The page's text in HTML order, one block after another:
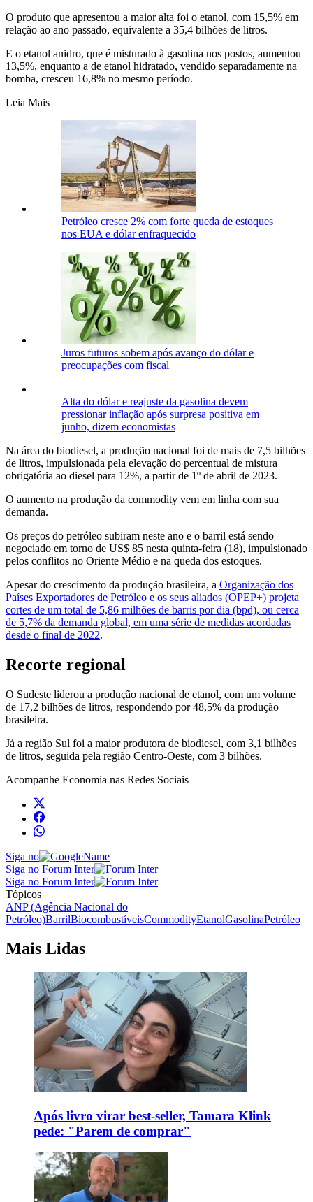
O produto que apresentou a maior alta foi o etanol, com 15,5% em
relação ao ano passado, equivalente a 35,4 bilhões de litros.
E o etanol anidro, que é misturado à gasolina nos postos, aumentou
13,5%, enquanto a de etanol hidratado, vendido separadamente na
bomba, cresceu 16,8% no mesmo período.
Leia Mais
Petróleo cresce 2% com forte queda de estoques
nos EUA e dólar enfraquecido
Juros futuros sobem após avanço do dólar e
preocupações com fiscal
Alta do dólar e reajuste da gasolina devem
pressionar inflação após surpresa positiva em
junho, dizem economistas
Na área do biodiesel, a produção nacional foi de mais de 7,5 bilhões
de litros, impulsionada pela elevação do percentual de mistura
obrigatória ao diesel para 12%, a partir de 1º de abril de 2023.
O aumento na produção da commodity vem em linha com sua
demanda.
Os preços do petróleo subiram neste ano e o barril está sendo
negociado em torno de US$ 85 nesta quinta-feira (18), impulsionado
pelos conflitos no Oriente Médio e na queda dos estoques.
Apesar do crescimento da produção brasileira, a Organização dos
Países Exportadores de Petróleo e os seus aliados (OPEP+) projeta
cortes de um total de 5,86 milhões de barris por dia (bpd), ou cerca
de 5,7% da demanda global, em uma série de medidas acordadas
desde o final de 2022.
Recorte regional
O Sudeste liderou a produção nacional de etanol, com um volume
de 17,2 bilhões de litros, respondendo por 48,5% da produção
brasileira.
Já a região Sul foi a maior produtora de biodiesel, com 3,1 bilhões
de litros, seguida pela região Centro-Oeste, com 3 bilhões.
Acompanhe Economia nas Redes Sociais
Siga no
Siga no Forum Inter
Siga no Forum Inter
Tópicos
ANP (Agência Nacional do
Petróleo)BarrilBiocombustíveisCommodityEtanolGasolinaPetróleo
Mais Lidas
Após livro virar best-seller, Tamara Klink
pede: "Parem de comprar"